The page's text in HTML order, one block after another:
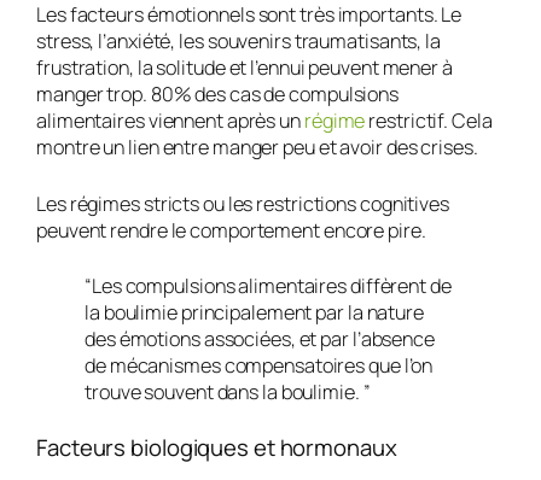
Lesfacteurs émotionnelssont très importants. Le
stress, l’anxiété, les souvenirs traumatisants, la
frustration, la solitude et l’ennui peuvent mener à
manger trop. 80% des cas de compulsions
alimentaires viennent après unrégimerestrictif. Cela
montre un lien entre manger peu et avoir des crises.
Les régimes stricts ou les restrictions cognitives
peuvent rendre le comportement encore pire.
“Les compulsions alimentaires diffèrent de
la boulimie principalement par la nature
des émotions associées, et par l’absence
de mécanismes compensatoires que l’on
trouve souvent dans la boulimie. ”
Facteurs biologiques et hormonaux